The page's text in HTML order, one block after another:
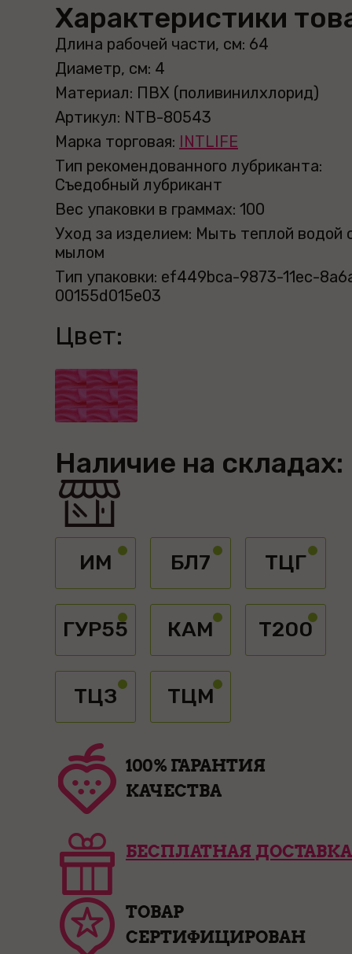
Характеристики
Длина рабочей части, см: 64
Диаметр, см: 4
Материал: ПВХ (поливинилхлорид)
Артикул: NTB-80543
Марка торговая: INTLIFE
Тип рекомендованного лубриканта:
Съедобный лубрикант
Вес упаковки в граммах: 100
Уход за изделием: Мыть теплой водой
мылом
Тип упаковки: ef449bca-9873-11ec-
00155d015e03
Цвет:
Наличие на складах:
ИМ БЛ7 ТЦГ
ГУР55 КАМ Т200
ТЦЗ ТЦМ
100% ГАРАНТИЯ
КАЧЕСТВА
БЕСПЛАТНАЯ ДОСТАВКА
ТОВАР
СЕРТИФИЦИРОВАН